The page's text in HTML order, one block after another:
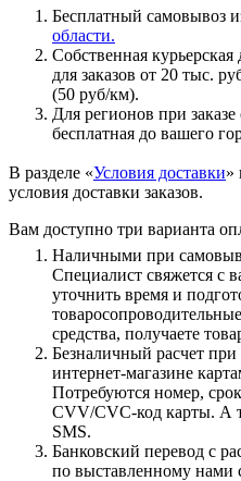
Бесплатный самовывоз
области.
Собственная
для заказов от 20 тыс.
(50 руб/км).
Для регионов при
бесплатная до вашего
В разделе «Условия доставки»
условия доставки заказов.
Вам доступно три варианта
Наличными при
Специалист свяжется с
уточнить время и
средства, получаете
Безналичный расчет
интернет-магазине
Потребуются номер,
CVV/CVC-код карты. А
SMS.
Банковский перевод с
по выставленному нами